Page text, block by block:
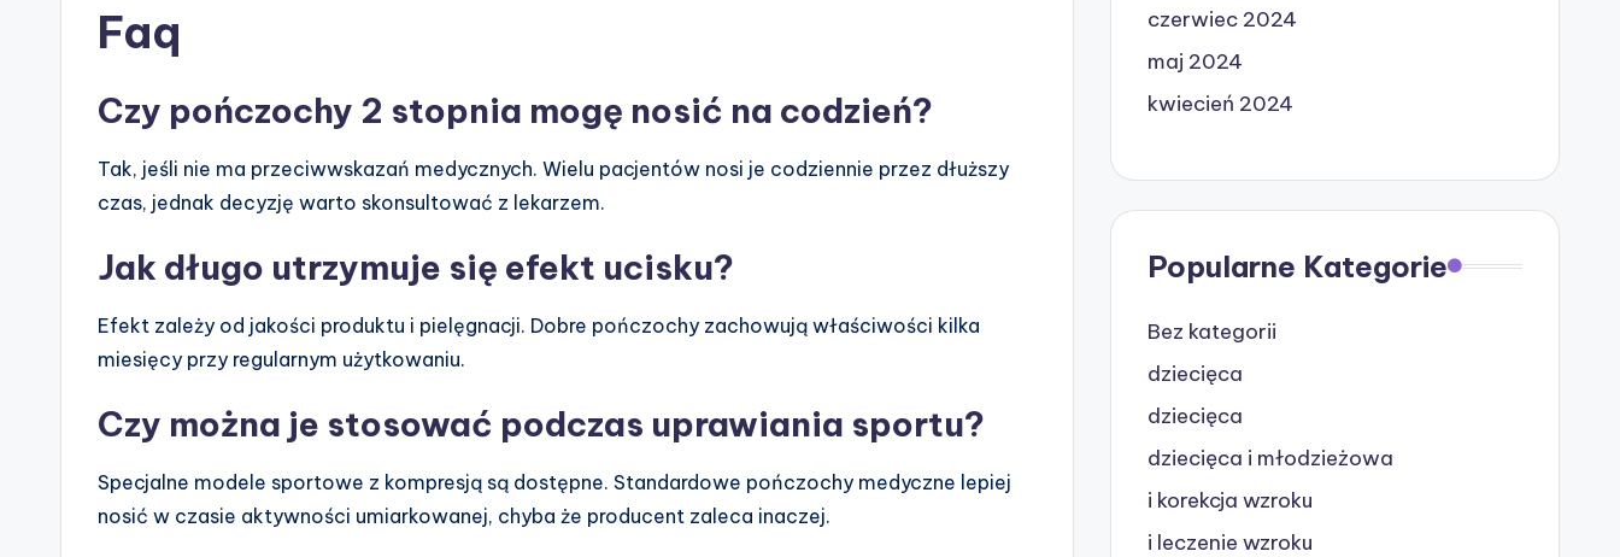
Faq
Czy pończochy 2 stopnia mogę nosić na codzień?
Tak, jeśli nie ma przeciwwskazań medycznych. Wielu pacjentów nosi je codziennie przez dłuższy
czas, jednak decyzję warto skonsultować z lekarzem.
Jak długo utrzymuje się efekt ucisku?
Efekt zależy od jakości produktu i pielęgnacji. Dobre pończochy zachowują właściwości kilka
miesięcy przy regularnym użytkowaniu.
Czy można je stosować podczas uprawiania sportu?
Specjalne modele sportowe z kompresją są dostępne. Standardowe pończochy medyczne lepiej
nosić w czasie aktywności umiarkowanej, chyba że producent zaleca inaczej.
czerwiec 2024
maj 2024
kwiecień 2024
Popularne Kategorie
Bez kategorii
dziecięca
dziecięca
dziecięca i młodzieżowa
i korekcja wzroku
i leczenie wzroku